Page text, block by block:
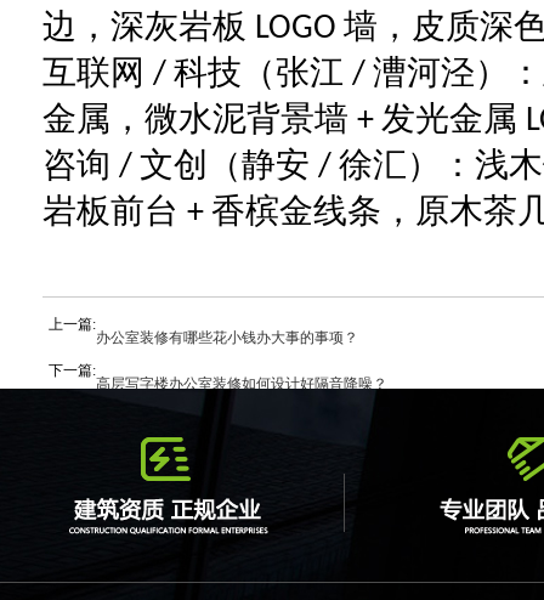
边，深灰岩板 LOGO 墙，皮质深
互联网 / 科技（张江 / 漕河泾）
金属，微水泥背景墙 + 发光金属
咨询 / 文创（静安 / 徐汇）：浅
岩板前台 + 香槟金线条，原木茶
上一篇:办公室装修有哪些花小钱办大事的事项？
下一篇:高层写字楼办公室装修如何设计好隔音降噪？